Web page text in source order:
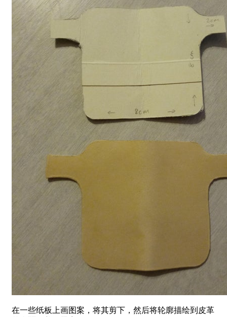
在一些纸板上画图案，将其剪下，然后将轮廓描绘到皮革